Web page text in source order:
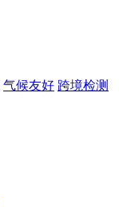
气候友好 跨境检测